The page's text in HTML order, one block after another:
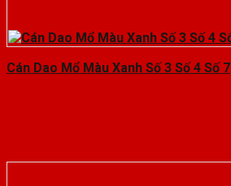
Cán Dao Mổ Màu Xanh Số 3 Số 4 Số 7